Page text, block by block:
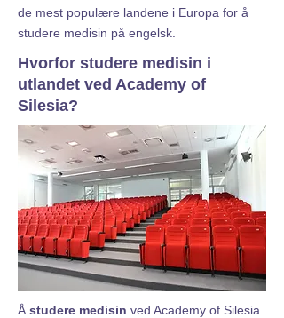
de mest populære landene i Europa for å
studere medisin på engelsk.
Hvorfor studere medisin i
utlandet ved Academy of
Silesia?
Å studere medisin ved Academy of Silesia